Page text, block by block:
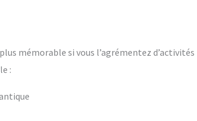
mémorable si vous l’agrémentez
: